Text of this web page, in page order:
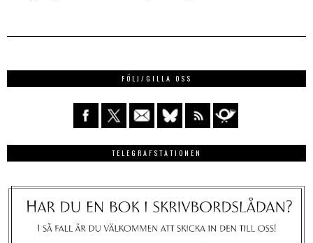
FÖLJ/GILLA OSS
TELEGRAFSTATIONEN